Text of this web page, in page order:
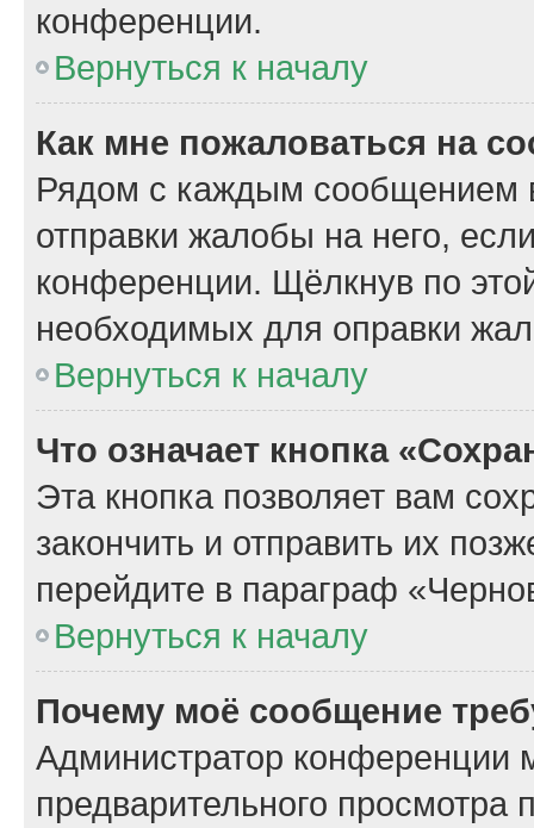
конференции.
Вернуться к началу
Как мне пожаловаться на
Рядом с каждым сообщением
отправки жалобы на него,
конференции. Щёлкнув по
необходимых для оправки
Вернуться к началу
Что означает кнопка
Эта кнопка позволяет вам
закончить и отправить их
перейдите в параграф
Вернуться к началу
Почему моё сообщение
Администратор конференции
предварительного